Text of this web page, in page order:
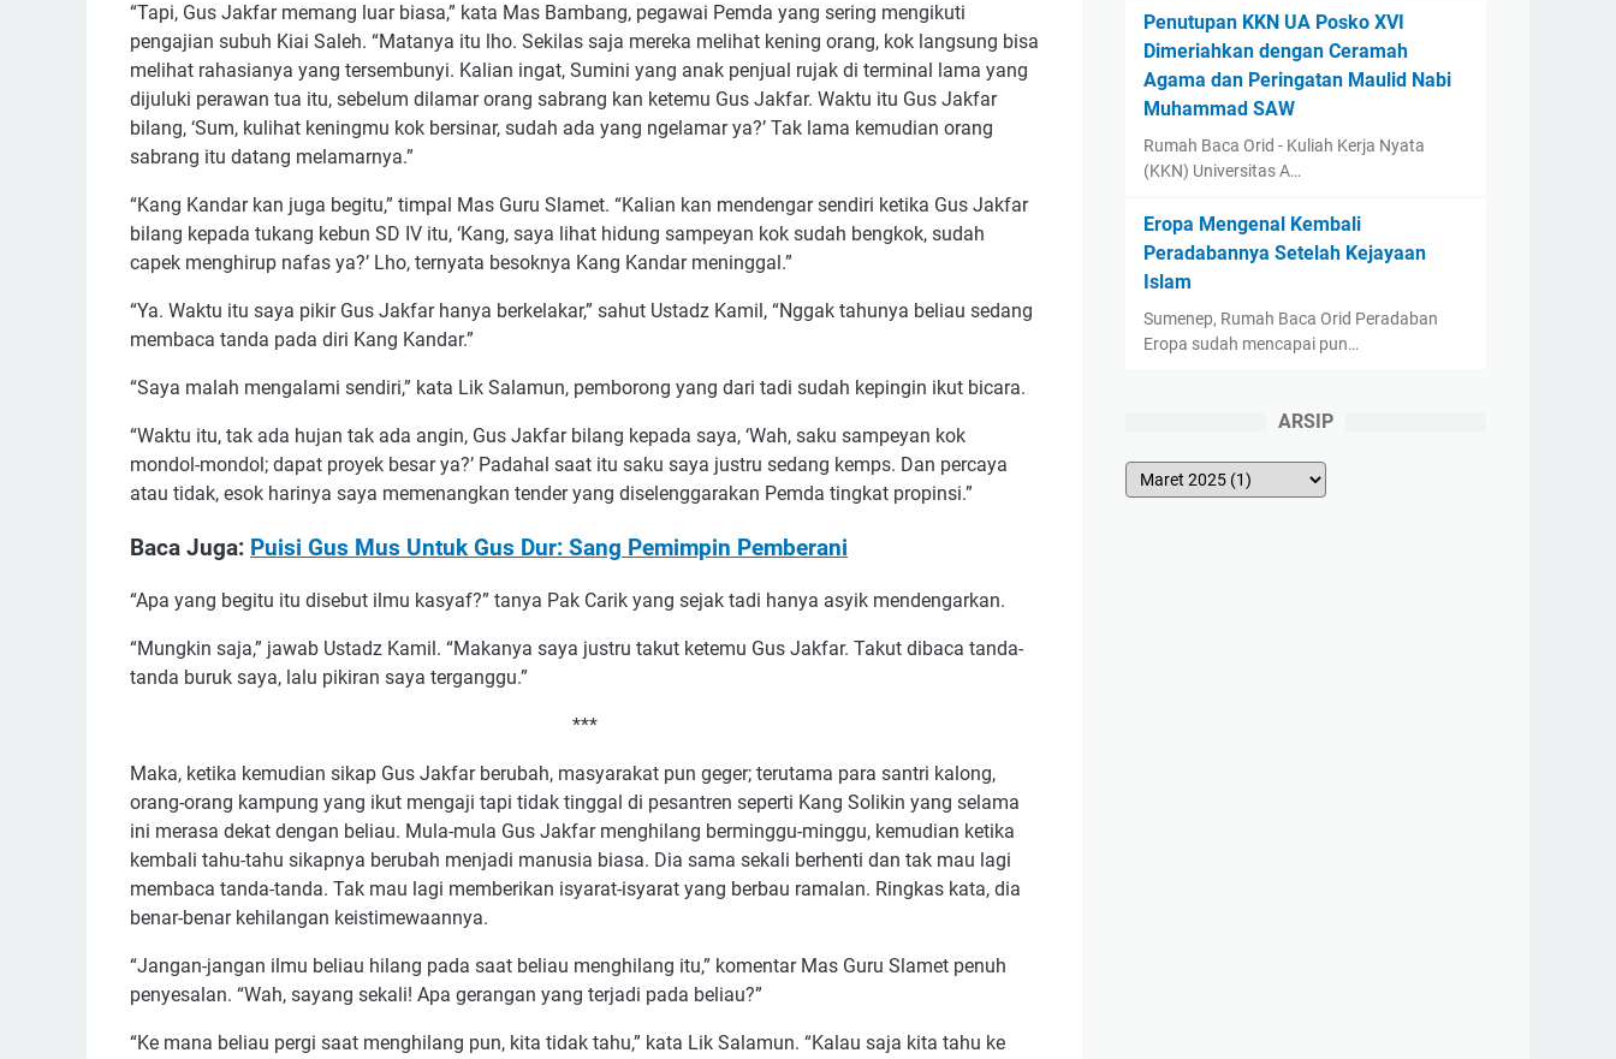
“Tapi, Gus Jakfar memang luar biasa,” kata Mas Bambang, pegawai Pemda yang sering mengikuti
pengajian subuh Kiai Saleh. “Matanya itu lho. Sekilas saja mereka melihat kening orang, kok langsung bisa
melihat rahasianya yang tersembunyi. Kalian ingat, Sumini yang anak penjual rujak di terminal lama yang
dijuluki perawan tua itu, sebelum dilamar orang sabrang kan ketemu Gus Jakfar. Waktu itu Gus Jakfar
bilang, ‘Sum, kulihat keningmu kok bersinar, sudah ada yang ngelamar ya?’ Tak lama kemudian orang
sabrang itu datang melamarnya.”
“Kang Kandar kan juga begitu,” timpal Mas Guru Slamet. “Kalian kan mendengar sendiri ketika Gus Jakfar
bilang kepada tukang kebun SD IV itu, ‘Kang, saya lihat hidung sampeyan kok sudah bengkok, sudah
capek menghirup nafas ya?’ Lho, ternyata besoknya Kang Kandar meninggal.”
“Ya. Waktu itu saya pikir Gus Jakfar hanya berkelakar,” sahut Ustadz Kamil, “Nggak tahunya beliau sedang
membaca tanda pada diri Kang Kandar.”
“Saya malah mengalami sendiri,” kata Lik Salamun, pemborong yang dari tadi sudah kepingin ikut bicara.
“Waktu itu, tak ada hujan tak ada angin, Gus Jakfar bilang kepada saya, ‘Wah, saku sampeyan kok
mondol-mondol; dapat proyek besar ya?’ Padahal saat itu saku saya justru sedang kemps. Dan percaya
atau tidak, esok harinya saya memenangkan tender yang diselenggarakan Pemda tingkat propinsi.”
Baca Juga: Puisi Gus Mus Untuk Gus Dur: Sang Pemimpin Pemberani
“Apa yang begitu itu disebut ilmu kasyaf?” tanya Pak Carik yang sejak tadi hanya asyik mendengarkan.
“Mungkin saja,” jawab Ustadz Kamil. “Makanya saya justru takut ketemu Gus Jakfar. Takut dibaca tanda-
tanda buruk saya, lalu pikiran saya terganggu.”
***
Maka, ketika kemudian sikap Gus Jakfar berubah, masyarakat pun geger; terutama para santri kalong,
orang-orang kampung yang ikut mengaji tapi tidak tinggal di pesantren seperti Kang Solikin yang selama
ini merasa dekat dengan beliau. Mula-mula Gus Jakfar menghilang berminggu-minggu, kemudian ketika
kembali tahu-tahu sikapnya berubah menjadi manusia biasa. Dia sama sekali berhenti dan tak mau lagi
membaca tanda-tanda. Tak mau lagi memberikan isyarat-isyarat yang berbau ramalan. Ringkas kata, dia
benar-benar kehilangan keistimewaannya.
“Jangan-jangan ilmu beliau hilang pada saat beliau menghilang itu,” komentar Mas Guru Slamet penuh
penyesalan. “Wah, sayang sekali! Apa gerangan yang terjadi pada beliau?”
“Ke mana beliau pergi saat menghilang pun, kita tidak tahu,” kata Lik Salamun. “Kalau saja kita tahu ke
Penutupan KKN UA Posko XVI
Dimeriahkan dengan Ceramah
Agama dan Peringatan Maulid Nabi
Muhammad SAW
Rumah Baca Orid - Kuliah Kerja Nyata
(KKN) Universitas A…
Eropa Mengenal Kembali
Peradabannya Setelah Kejayaan
Islam
Sumenep, Rumah Baca Orid Peradaban
Eropa sudah mencapai pun…
ARSIP